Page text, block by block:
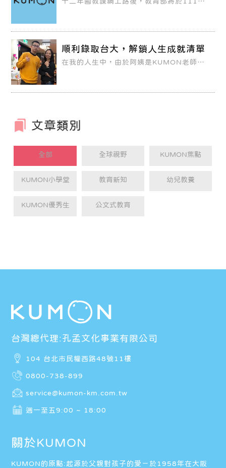
「混合題型」，也就是考生必須在選擇答案
之後，再用文字簡述理由，不只考驗考生的
知識，同時也考驗考生以精簡文字作答的溝
通能力。
順利錄取台大，解鎖人生成就清單
在我的人生中，由於阿姨是KUMON老師，
文章類別
全部 全球視野 KUMON焦點
KUMON小學堂 教育新知 幼兒教養
KUMON優秀生 公文式教育
台灣總代理:孔孟文化事業有限公司
104 台北市民權西路48號11樓
0800-738-899
service@kumon-km.com.tw
週一至五9:00 ~ 18:00
關於KUMON
KUMON的原點:起源於父親對孩子的愛－於1958年在大阪